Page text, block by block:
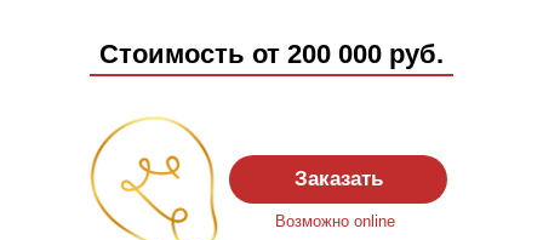
Заказать
Стоимость от 200 000 руб.
Возможно online